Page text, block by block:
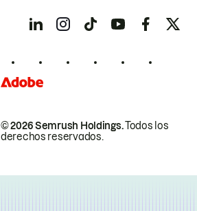
© 2026 Semrush Holdings.Todos los
derechos reservados.